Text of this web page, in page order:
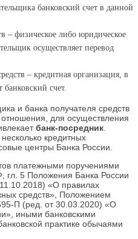
банковский счет в данной
– физическое либо юридическое
осуществляет перевод
– кредитная организация, в
банковский счет.
и банка получателя средств
отношения, для осуществления
банк-посредник
кредитных
центры Банка России.
платежными поручениями
гл. 5 Положения Банка России
«О правилах
средств», Положением
П (ред. от 30.03.2020) «О
иными банковскими
практике обычаями